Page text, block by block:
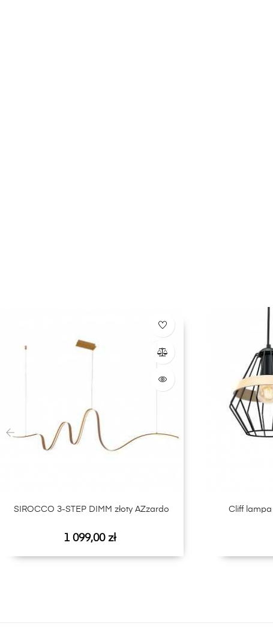
SIROCCO 3-STEP DIMM złoty AZzardo
Cena
1 099,00 zł
Cliff